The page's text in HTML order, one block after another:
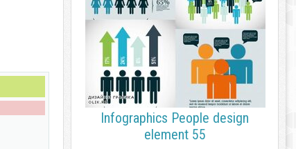
Infographics People design
element 55